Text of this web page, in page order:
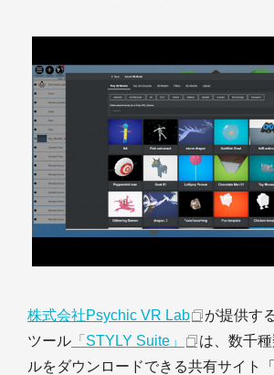
株式会社Psychic VR Lab
が提供す
ツール 「STYLY Suite」
は、数千
ルをダウンロードできる共有サイト